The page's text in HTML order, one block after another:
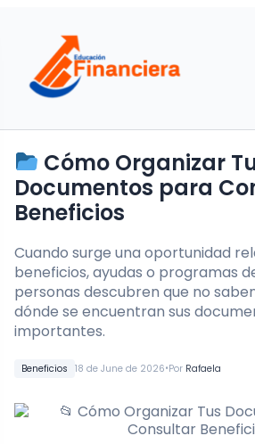
Beneficios 18 de June de 2026•Por Rafaela
Cómo Organizar
Documentos para
Beneficios
Cuando surge una oportunidad
beneficios, ayudas o programas
personas descubren que no
dónde se encuentran sus
importantes.